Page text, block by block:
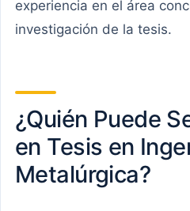
experiencia en el área
investigación de la tesis.
¿Quién Puede
en Tesis en
Metalúrgica?